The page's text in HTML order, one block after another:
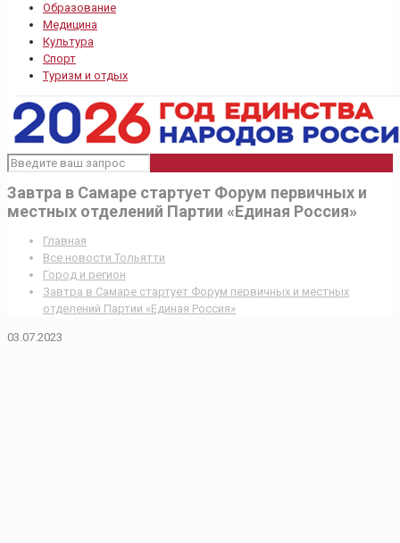
Образование
Медицина
Культура
Спорт
Туризм и отдых
Завтра в Самаре стартует Форум первичных и
местных отделений Партии «Единая Россия»
Главная
Все новости Тольятти
Город и регион
Завтра в Самаре стартует Форум первичных и местных
отделений Партии «Единая Россия»
03.07.2023